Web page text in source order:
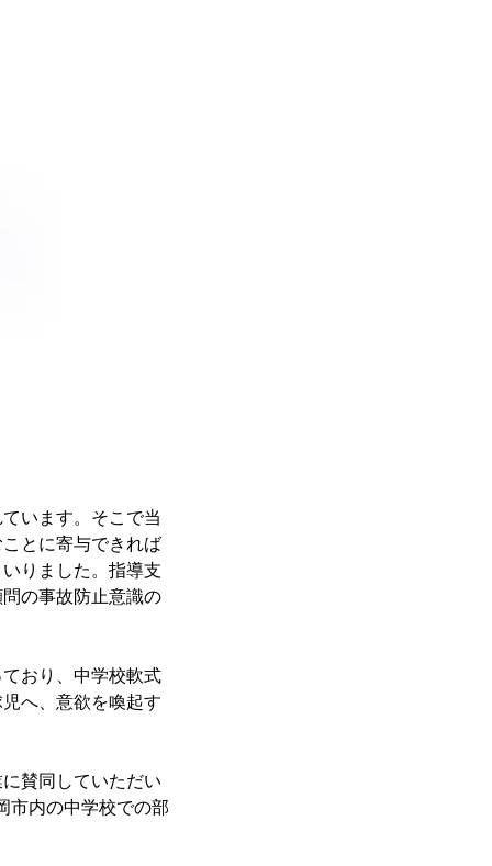
います。そこで当
とに寄与できれば
りました。指導支
の事故防止意識の
おり、中学校軟式
へ、意欲を喚起す
賛同していただい
市内の中学校での部